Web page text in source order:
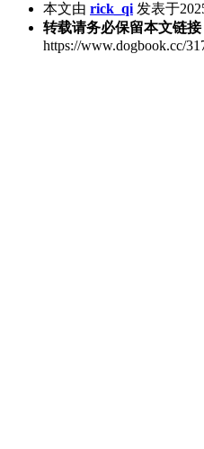
本文由 rick_qi 发表于
转载请务必保留本文链接
https://www.dogbook.cc/